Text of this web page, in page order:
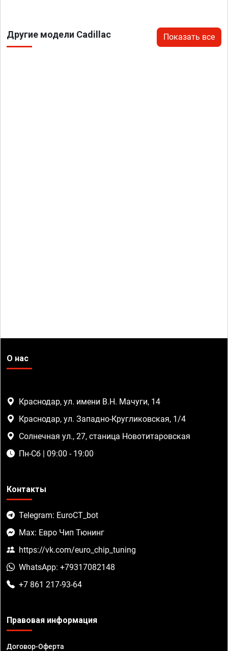
Другие модели Cadillac Показать все
О нас
Краснодар, ул. имени В.Н. Мачуги, 14
Краснодар, ул. Западно-Кругликовская, 1/4
Солнечная ул., 27, станица Новотитаровская
Пн-Сб | 09:00 - 19:00
Контакты
Telegram: EuroCT_bot
Max: Евро Чип Тюнинг
https://vk.com/euro_chip_tuning
WhatsApp: +79317082148
+7 861 217-93-64
Правовая информация
Договор-Оферта